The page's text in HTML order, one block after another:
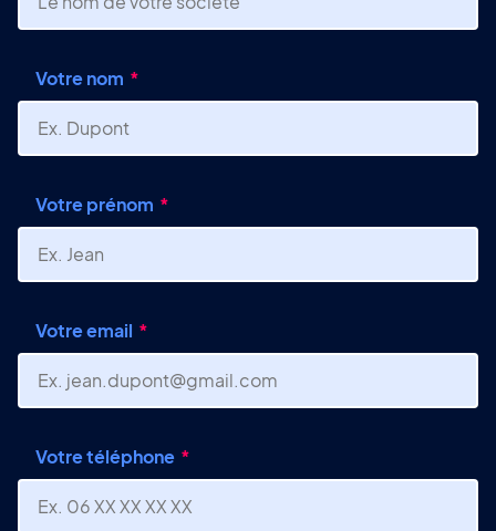
Votre nom
Votre prénom
Votre email
Votre téléphone